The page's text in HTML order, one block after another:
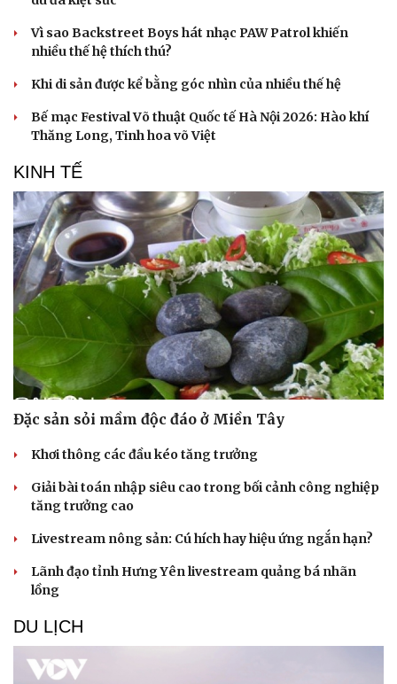
Vì sao Backstreet Boys hát nhạc PAW Patrol khiến
nhiều thế hệ thích thú?
Khi di sản được kể bằng góc nhìn của nhiều thế hệ
Bế mạc Festival Võ thuật Quốc tế Hà Nội 2026: Hào khí
Thăng Long, Tinh hoa võ Việt
KINH TẾ
Đặc sản sỏi mầm độc đáo ở Miền Tây
Khơi thông các đầu kéo tăng trưởng
Giải bài toán nhập siêu cao trong bối cảnh công nghiệp
tăng trưởng cao
Livestream nông sản: Cú hích hay hiệu ứng ngắn hạn?
Lãnh đạo tỉnh Hưng Yên livestream quảng bá nhãn
lồng
DU LỊCH